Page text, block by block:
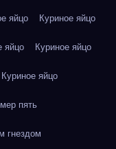
яйцо Куриное яйцо
яйцо Куриное яйцо
Куриное яйцо
пять
гнездом